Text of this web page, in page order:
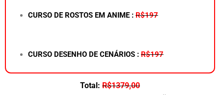
CURSO DE ROSTOS EM ANIME : R$197
CURSO DESENHO DE CENÁRIOS : R$197
Total: R$1379,00